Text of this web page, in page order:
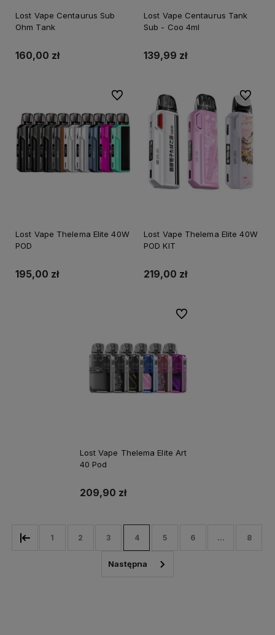
Lost Vape Centaurus Sub
Ohm Tank
160,00 zł
Lost Vape Centaurus Tank
Sub - Coo 4ml
139,99 zł
Lost Vape Thelema Elite 40W
POD
195,00 zł
Do ulubionych
Lost Vape Thelema Elite 40W
POD KIT
219,00 zł
Do
Lost Vape Thelema Elite Art
40 Pod
209,90 zł
Do ulubionych
1 2 3 4 5 6 ... 8